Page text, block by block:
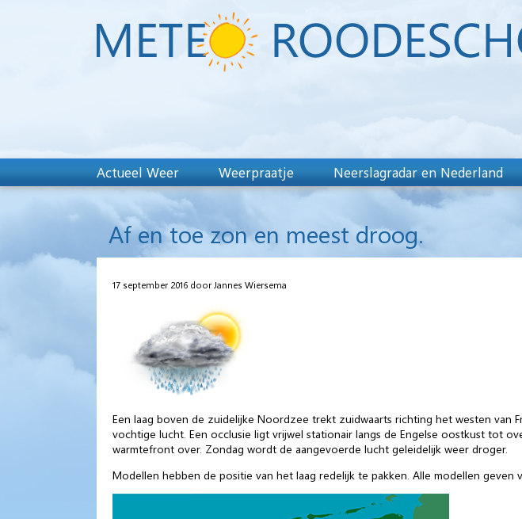
Actueel Weer Weerpraatje Neerslagradar en Nederland
Af en toe zon en meest droog.
17 september 2016 door Jannes Wiersema
Een laag boven de zuidelijke Noordzee trekt zuidwaarts richting het westen van
vochtige lucht. Een occlusie ligt vrijwel stationair langs de Engelse oostkust tot
warmtefront over. Zondag wordt de aangevoerde lucht geleidelijk weer droger.
Modellen hebben de positie van het laag redelijk te pakken. Alle modellen